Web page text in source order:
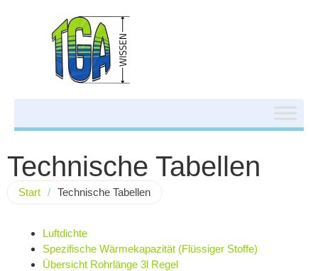
Technische Tabellen
Start / Technische Tabellen
Luftdichte
Spezifische Wärmekapazität (Flüssiger Stoffe)
Übersicht Rohrlänge 3l Regel